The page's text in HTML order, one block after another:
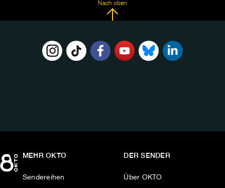
Nach oben
MEHR OKTO
Sendereihen
DER SENDER
Über OKTO